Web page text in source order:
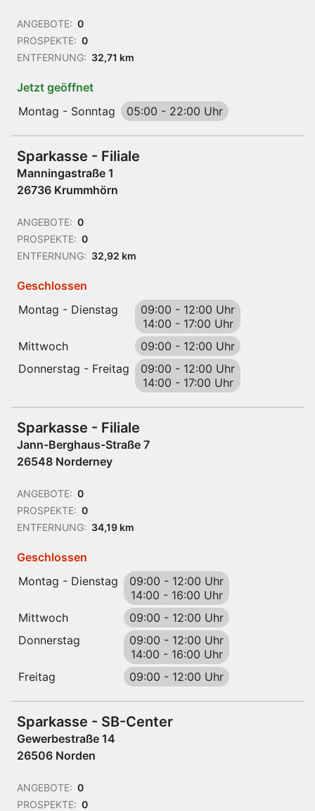
ANGEBOTE: 0
PROSPEKTE: 0
ENTFERNUNG: 32,71 km
Jetzt geöffnet
Montag - Sonntag
05:00 - 22:00 Uhr
Sparkasse - Filiale
Manningastraße 1
26736 Krummhörn
ANGEBOTE: 0
PROSPEKTE: 0
ENTFERNUNG: 32,92 km
Geschlossen
Montag - Dienstag
09:00 - 12:00 Uhr
14:00 - 17:00 Uhr
Mittwoch
09:00 - 12:00 Uhr
Donnerstag - Freitag
09:00 - 12:00 Uhr
14:00 - 17:00 Uhr
Sparkasse - Filiale
Jann-Berghaus-Straße 7
26548 Norderney
ANGEBOTE: 0
PROSPEKTE: 0
ENTFERNUNG: 34,19 km
Geschlossen
Montag - Dienstag
09:00 - 12:00 Uhr
14:00 - 16:00 Uhr
Mittwoch
09:00 - 12:00 Uhr
Donnerstag
09:00 - 12:00 Uhr
14:00 - 16:00 Uhr
Freitag
09:00 - 12:00 Uhr
Sparkasse - SB-Center
Gewerbestraße 14
26506 Norden
ANGEBOTE: 0
PROSPEKTE: 0